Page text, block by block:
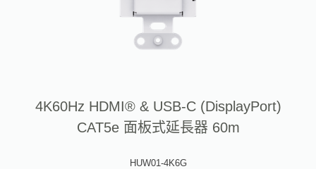
4K60Hz HDMI® & USB-C (DisplayPort)
CAT5e 面板式延長器 60m
HUW01-4K6G